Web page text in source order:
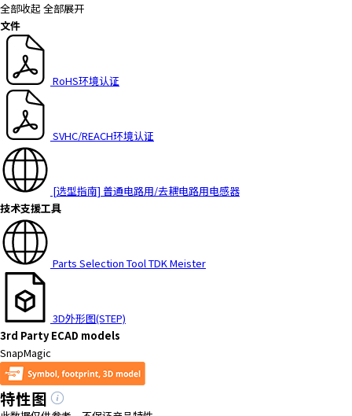
全部收起 全部展开
文件
RoHS环境认证
SVHC/REACH环境认证
[选型指南] 普通电路用/去耦电路用电感器
技术支援工具
Parts Selection Tool TDK Meister
3D外形图(STEP)
3rd Party ECAD models
SnapMagic
特性图